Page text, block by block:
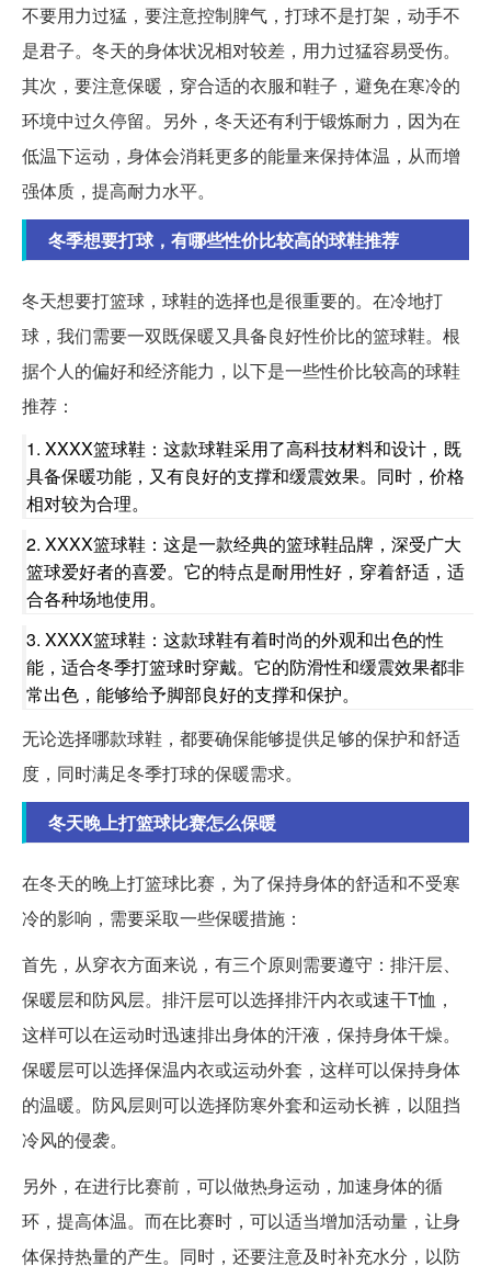
不要用力过猛，要注意控制脾气，打球不是打架，动手不
是君子。冬天的身体状况相对较差，用力过猛容易受伤。
其次，要注意保暖，穿合适的衣服和鞋子，避免在寒冷的
环境中过久停留。另外，冬天还有利于锻炼耐力，因为在
低温下运动，身体会消耗更多的能量来保持体温，从而增
强体质，提高耐力水平。
冬季想要打球，有哪些性价比较高的球鞋推荐
冬天想要打篮球，球鞋的选择也是很重要的。在冷地打
球，我们需要一双既保暖又具备良好性价比的篮球鞋。根
据个人的偏好和经济能力，以下是一些性价比较高的球鞋
推荐：
1. XXXX篮球鞋：这款球鞋采用了高科技材料和设计，既
具备保暖功能，又有良好的支撑和缓震效果。同时，价格
相对较为合理。
2. XXXX篮球鞋：这是一款经典的篮球鞋品牌，深受广大
篮球爱好者的喜爱。它的特点是耐用性好，穿着舒适，适
合各种场地使用。
3. XXXX篮球鞋：这款球鞋有着时尚的外观和出色的性
能，适合冬季打篮球时穿戴。它的防滑性和缓震效果都非
常出色，能够给予脚部良好的支撑和保护。
无论选择哪款球鞋，都要确保能够提供足够的保护和舒适
度，同时满足冬季打球的保暖需求。
冬天晚上打篮球比赛怎么保暖
在冬天的晚上打篮球比赛，为了保持身体的舒适和不受寒
冷的影响，需要采取一些保暖措施：
首先，从穿衣方面来说，有三个原则需要遵守：排汗层、
保暖层和防风层。排汗层可以选择排汗内衣或速干T恤，
这样可以在运动时迅速排出身体的汗液，保持身体干燥。
保暖层可以选择保温内衣或运动外套，这样可以保持身体
的温暖。防风层则可以选择防寒外套和运动长裤，以阻挡
冷风的侵袭。
另外，在进行比赛前，可以做热身运动，加速身体的循
环，提高体温。而在比赛时，可以适当增加活动量，让身
体保持热量的产生。同时，还要注意及时补充水分，以防